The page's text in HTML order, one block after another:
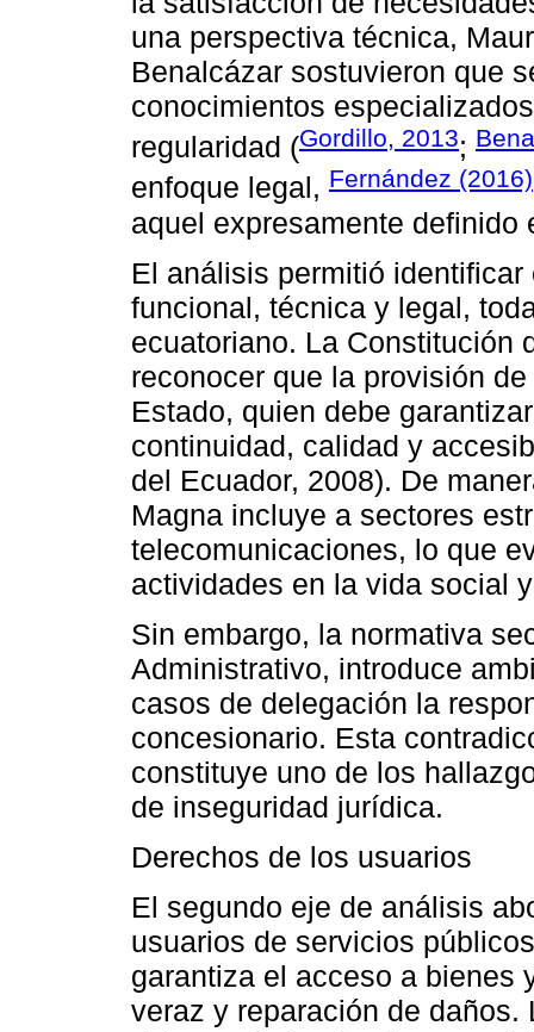
una perspectiva técnica,
Benalcázar sostuvieron que
conocimientos
regularidad (Gordillo, 2013;
enfoque legal, Fernández (2016)
aquel expresamente definido
El análisis permitió
funcional, técnica y legal,
ecuatoriano. La Constitución
reconocer que la provisión
Estado, quien debe
continuidad, calidad y
del Ecuador, 2008). De
Magna incluye a sectores
telecomunicaciones, lo que
actividades en la vida social
Sin embargo, la normativa
Administrativo, introduce
casos de delegación la
concesionario. Esta
constituye uno de los
de inseguridad jurídica.
Derechos de los usuarios
El segundo eje de análisis
usuarios de servicios
garantiza el acceso a bienes
veraz y reparación de